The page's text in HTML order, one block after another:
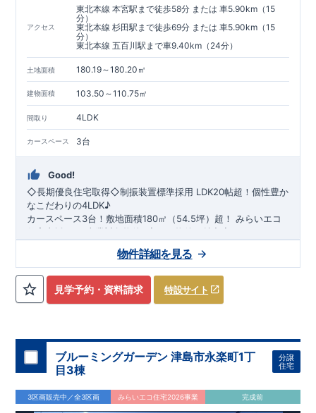
◇東栄住宅は、全7つの技術基準のうち、4つの最高等級を取得
長期優良住宅
て、長く大切に使う｣ことを目的とした認定制度。住宅ローン減
税、固定資産税などの税制優遇を受けられるだけでなく、中古
市場でも、長期優良住宅が有利に働きます。
住宅性能評価ダブル取得！
もっと詳しく
◇設計住宅性能評価 ：建物設計段階で、国が認めた第三機関が
◇建設住宅性能評価
：評価を受けた図面通りに施工されている
か、建設までに計
けでなく、「現場の施工状況」を検査した上で、品質を保証し
ております
アフターサポート
を実施
◇お引渡しからが本当のお付き合いだと考え、アフターサービ
スを外部の業者に委託せず、東栄住宅グループ「東栄ホームサ
ービス株式会社」にて責任をもって対応いたします。
■当社こだわりの空間アイディアをショート動画でご紹介して
気になる！見たい！話を聞きたい！！
大宮営業所へまずはお気軽にお電話ください♪
お電話なら素早くご相談等の日程調整が可能です
【TEL ：0120-0038-63】 （ 9:30～18:30火曜、水曜休み）
アクセス
東北本線 本宮駅まで徒歩58分 または 車5.90km（15
分）
東北本線 杉田駅まで徒歩69分 または 車5.90km（15
分）
東北本線 五百川駅まで車9.40km（24分）
土地面積 180.19～180.20㎡
建物面積 103.50～110.75㎡
間取り 4LDK
カースペース 3台
Good!
◇長期優良住宅取得◇制振装置標準採用 LDK20帖超！個性豊か
なこだわりの4LDK♪
カースペース3台！敷地面積180㎡（54.5坪）超！ ​みらいエコ
住宅支援2026事業対象物件
​◇この物件の魅力◇
で第三者の車通りがなくゆったり安全に駐車できま
き♪個性豊かなこだわりの間取り
●車庫土間3台分
● 折り上げ天井 ポップアップ天井
こだわりの家づくり​ ​
認定制度で、国が定めた7つの基準を満たした住宅が長期優良住
宅として認定されます。 ​・
長期優良住宅の認定を受けること
で、
住宅ローンの金利優遇 税金面の優遇
が得られるなどの、
金銭的なメリットが大きいのも魅力です。
制】​​・誰が、何をしたか。が明確だからこそ、お客様の安心に
繋がります。​・設計、施工、営業が互いに協力しあい、最良の
​【​住宅性能評価ダブル取得】​・設計住宅性能評価：建物設計
段階で、国が認めた第三者機関が評価しています。​・建設住宅
性能評価：評価を受けた図面通りに施工されているか、建設ま
でに、計4回のチェックが行われます。 図面や書類上だけでな
く、現場の施工状況を検査した上で、品質を保証しています。
地震に強い家づくり（地盤編）
物編）】 ​【地震に強い家づくり（制震セーフティーダンパ
ー）】​・東栄住宅の建物は、国が定めた耐震等級で最高の3を
見学予約・資料請求 特設サイト
物件詳細を見る
ブルーミングガーデン 津島市永楽町1丁
目3棟
分譲
住宅
3区画販売中／全3区画 みらいエコ住宅2026事業 完成前